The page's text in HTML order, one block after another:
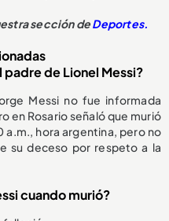
sección deDeportes.
padre de Lionel Messi?
Messi no fue informada
en Rosario señaló que murió
a.m., hora argentina, pero no
su deceso por respeto a la
cuando murió?